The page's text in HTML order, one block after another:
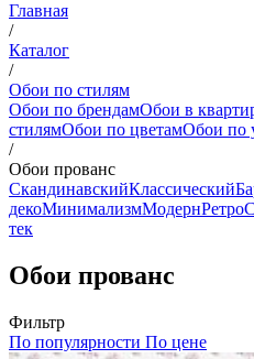
Главная
/
Каталог
/
Обои по стилям
Обои по брендамОбои в
стилямОбои по цветамОбои по
/
Обои прованс
СкандинавскийКлассический
декоМинимализмМодернРетро
тек
Обои прованс
Фильтр
По популярности По цене